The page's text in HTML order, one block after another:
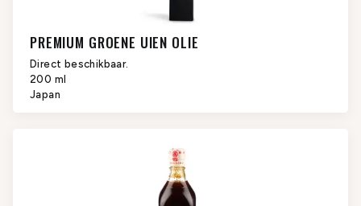
PREMIUM GROENE UIEN OLIE
Direct beschikbaar.
200 ml
Japan